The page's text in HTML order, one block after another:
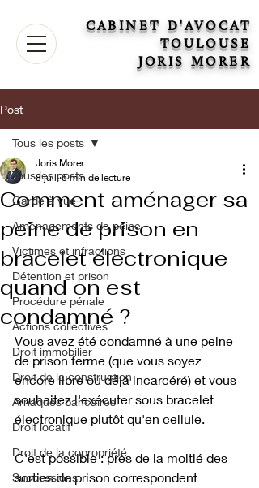
CABINET D'AVOCAT
TOULOUSE
JORIS MORER
Post
Tous les posts
Garde à vue
Aménagements de peine
Victimes et infractions
Détention et prison
Procédure pénale
Actions collectives
Droit immobilier
Droit de la construction
Arnaques bancaires
Droit locatif
Droit de la copropriété
Successions
Tous les posts
Comment aménager sa
peine de prison en
bracelet électronique
quand on est
condamné ?
Joris Morer
8 juil. 6 min de lecture
Vous avez été condamné à une peine
de prison ferme (que vous soyez
encore libre ou déjà incarcéré) et vous
souhaitez l'exécuter sous bracelet
électronique plutôt qu'en cellule.
C'est possible : près de la moitié des
sorties de prison correspondent